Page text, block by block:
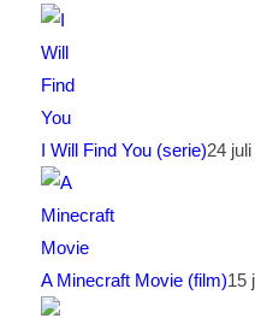
I Will Find You (serie)24
A Minecraft Movie (film)15